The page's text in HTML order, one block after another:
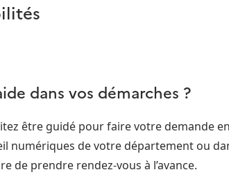
dans vos démarches ?
être guidé pour faire votre demande
numériques de votre département ou
de prendre rendez-vous à l’avance.